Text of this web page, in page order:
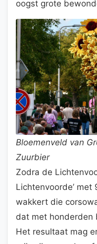
oogst grote
Bloemenveld van
Zuurbier
Zodra de
Lichtenvoorde’
wakkert die
dat met honderden
Het resultaat mag